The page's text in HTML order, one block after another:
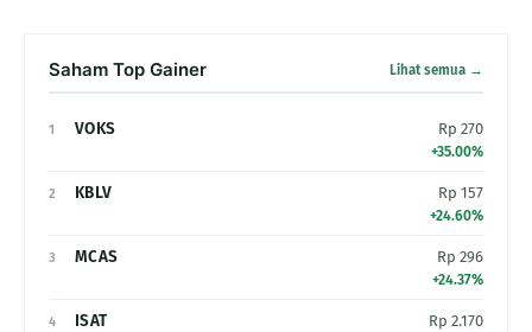
Saham Top Gainer Lihat semua →
1 VOKS Rp 270
+35.00%
2 KBLV Rp 157
+24.60%
3 MCAS Rp 296
+24.37%
4 ISAT Rp 2.170